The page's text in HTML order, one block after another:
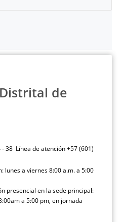
de
38 Línea de atención +57 (601)
lunes a viernes 8:00 a.m. a 5:00
presencial en la sede principal:
a 5:00 pm, en jornada